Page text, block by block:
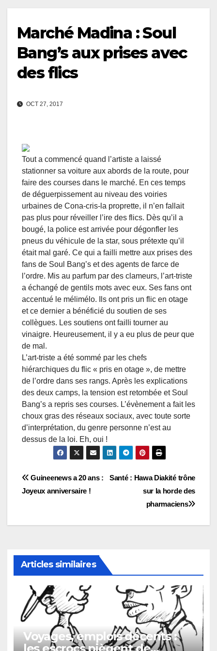
Marché Madina : Soul
Bang’s aux prises avec
des flics
OCT 27, 2017
Tout a commencé quand l’artiste a laissé
stationner sa voiture aux abords de la route, pour
faire des courses dans le marché. En ces temps
de déguerpissement au niveau des voiries
urbaines de Cona-cris-la proprette, il n’en fallait
pas plus pour réveiller l’ire des flics. Dès qu’il a
bougé, la police est arrivée pour dégonfler les
pneus du véhicule de la star, sous prétexte qu’il
était mal garé. Ce qui a failli mettre aux prises des
fans de Soul Bang’s et des agents de farce de
l’ordre. Mis au parfum par des clameurs, l’art-triste
a échangé de gentils mots avec eux. Ses fans ont
accentué le mélimélo. Ils ont pris un flic en otage
et ce dernier a bénéficié du soutien de ses
collègues. Les soutiens ont failli tourner au
vinaigre. Heureusement, il y a eu plus de peur que
de mal.
L’art-triste a été sommé par les chefs
hiérarchiques du flic « pris en otage », de mettre
de l’ordre dans ses rangs. Après les explications
des deux camps, la tension est retombée et Soul
Bang’s a repris ses courses. L’évènement a fait les
choux gras des réseaux sociaux, avec toute sorte
d’interprétation, du genre personne n’est au
dessus de la loi. Eh, oui !
Navigation
de
l’article
Santé : Hawa Diakité trône
sur la horde des
pharmaciens
Guineenews a 20 ans :
Joyeux anniversaire !
Articles similaires
Voyages, emplois décents :